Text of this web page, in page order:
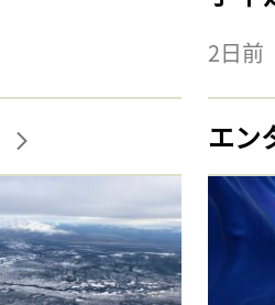
2日前
エン